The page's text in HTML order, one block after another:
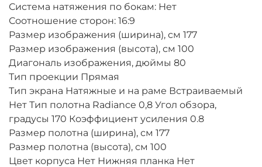
Система натяжения по бокам: Нет
Соотношение сторон: 16:9
Размер изображения (ширина), см 177
Размер изображения (высота), см 100
Диагональ изображения, дюймы 80
Тип проекции Прямая
Тип экрана Натяжные и на раме Встраиваемый
Нет Тип полотна Radiance 0,8 Угол обзора,
градусы 170 Коэффициент усиления 0.8
Размер полотна (ширина), см 177
Размер полотна (высота), см 100
Цвет корпуса Нет Нижняя планка Нет